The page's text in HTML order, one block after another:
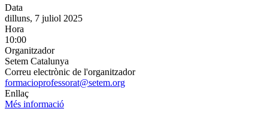
Data
dilluns, 7 juliol 2025
Hora
10:00
Organitzador
Setem Catalunya
Correu electrònic de l'organitzador
formacioprofessorat@setem.org
Enllaç
Més informació